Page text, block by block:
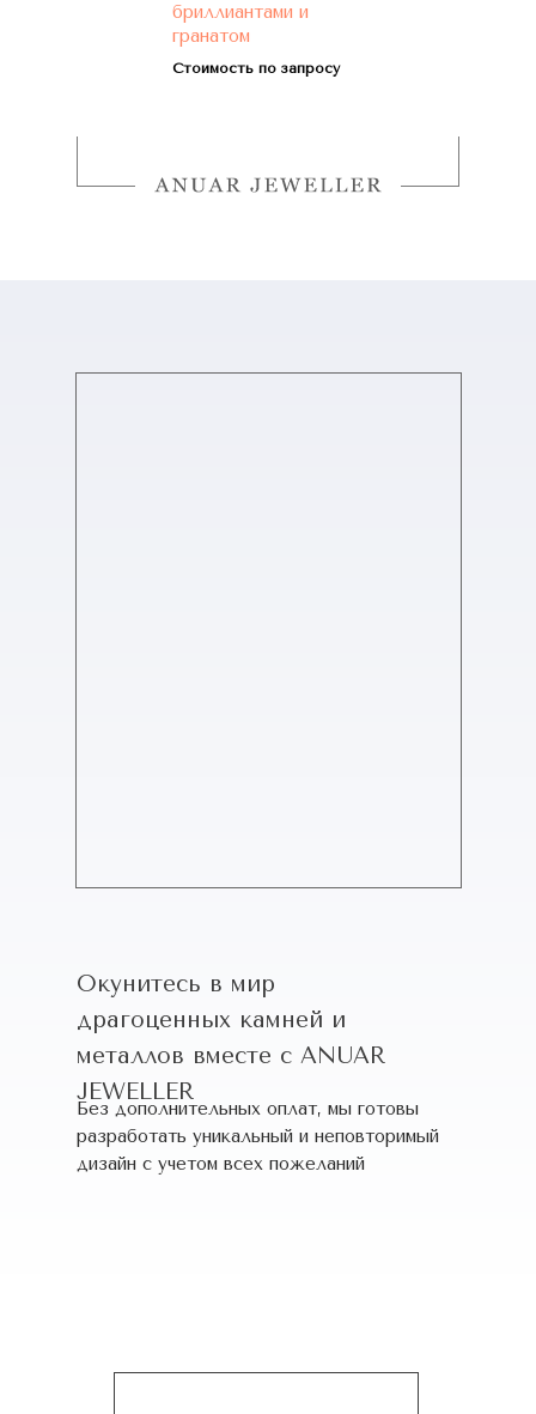
бриллиантами и
гранатом
Стоимость по запросу
Окунитесь в мир
драгоценных камней и
металлов вместе с ANUAR
JEWELLER
Без дополнительных оплат, мы готовы
разработать уникальный и неповторимый
дизайн c учетом всех пожеланий